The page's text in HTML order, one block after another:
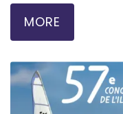
MORE